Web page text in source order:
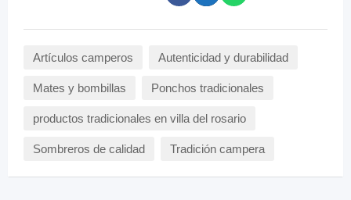
Artículos camperos Autenticidad y durabilidad
Mates y bombillas Ponchos tradicionales
productos tradicionales en villa del rosario
Sombreros de calidad Tradición campera